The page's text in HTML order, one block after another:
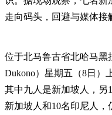
走向码头，回避与媒体接
位于北马鲁古省北哈马黑
Dukono）星期五（8日）
其中九人是新加坡人，另
新加坡人和10名印尼人